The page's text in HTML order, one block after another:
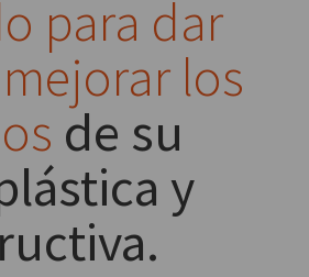
para dar
los
de su
y